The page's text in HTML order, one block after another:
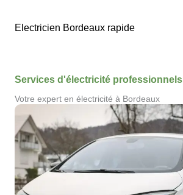
contenu
Electricien Bordeaux rapide
Services d'électricité professionnels
Votre expert en électricité à Bordeaux